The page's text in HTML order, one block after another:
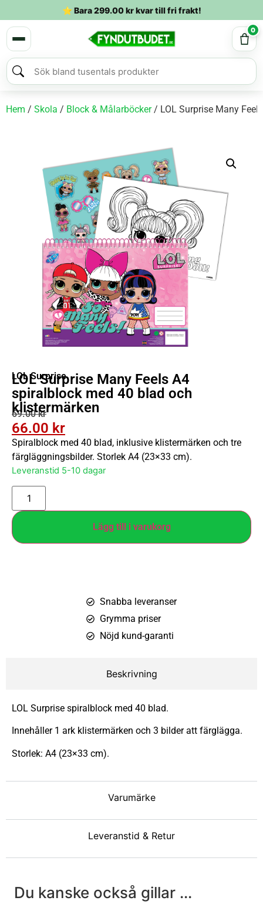
⭐ Bara299.00krkvar till fri frakt!
0
Hem / Skola / Block & Målarböcker/ LOL Surprise Many
LOL Surprise
LOL Surprise Many Feels A4
spiralblock med 40 blad och
klistermärken
69.00kr
66.00 kr
Spiralblock med 40 blad, inklusive klistermärken och tre
färgläggningsbilder. Storlek A4 (23×33 cm).
Leveranstid 5-10 dagar
Lägg till i varukorg
Snabba leveranser
Grymma priser
Nöjd kund-garanti
Beskrivning
Varumärke
Leveranstid & Retur
LOL Surprise spiralblock med 40 blad.
Innehåller 1 ark klistermärken och 3 bilder att färglägga.
Storlek: A4 (23×33 cm).
Du kanske också gillar ...